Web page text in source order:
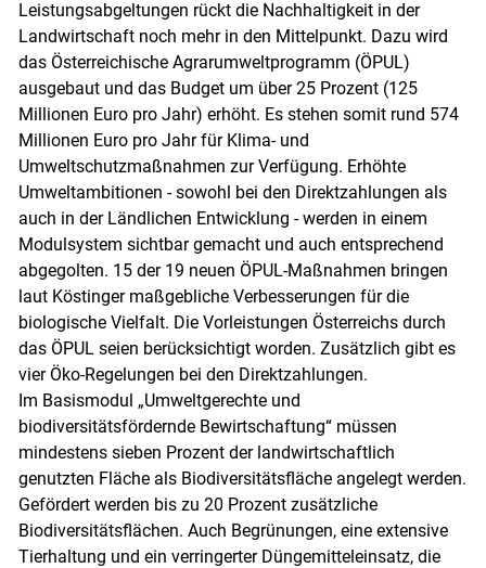
Leistungsabgeltungen rückt die Nachhaltigkeit in der
Landwirtschaft noch mehr in den Mittelpunkt. Dazu wird
das Österreichische Agrarumweltprogramm (ÖPUL)
ausgebaut und das Budget um über 25 Prozent (125
Millionen Euro pro Jahr) erhöht. Es stehen somit rund 574
Millionen Euro pro Jahr für Klima- und
Umweltschutzmaßnahmen zur Verfügung. Erhöhte
Umweltambitionen - sowohl bei den Direktzahlungen als
auch in der Ländlichen Entwicklung - werden in einem
Modulsystem sichtbar gemacht und auch entsprechend
abgegolten. 15 der 19 neuen ÖPUL-Maßnahmen bringen
laut Köstinger maßgebliche Verbesserungen für die
biologische Vielfalt. Die Vorleistungen Österreichs durch
das ÖPUL seien berücksichtigt worden. Zusätzlich gibt es
vier Öko-Regelungen bei den Direktzahlungen.
Im Basismodul „Umweltgerechte und
biodiversitätsfördernde Bewirtschaftung“ müssen
mindestens sieben Prozent der landwirtschaftlich
genutzten Fläche als Biodiversitätsfläche angelegt werden.
Gefördert werden bis zu 20 Prozent zusätzliche
Biodiversitätsflächen. Auch Begrünungen, eine extensive
Tierhaltung und ein verringerter Düngemitteleinsatz, die